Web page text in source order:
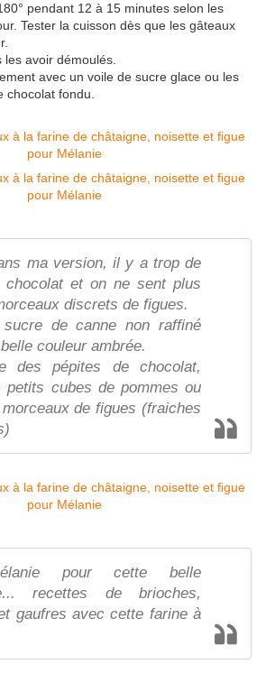
pendant 12 à 15 minutes selon les
Tester la cuisson dès que les gâteaux
avoir démoulés.
avec un voile de sucre glace ou les
chocolat fondu.
ma version, il y a trop de
chocolat et on ne sent plus
discrets de figues.
de canne non raffiné
couleur ambrée.
des pépites de chocolat,
petits cubes de pommes ou
de figues (fraiches
pour cette belle
recettes de brioches,
gaufres avec cette farine à